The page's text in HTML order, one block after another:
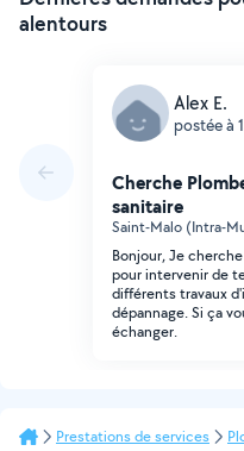
alentours
Alex E.
postée à
Cherche
sanitaire
Saint-Malo (Intra-
Bonjour, Je
pour intervenir de
différents travaux
dépannage. Si ça
échanger.
Prestations de services